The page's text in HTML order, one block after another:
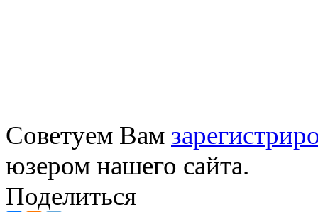
Советуем Вам
юзером нашего сайта.
Поделиться